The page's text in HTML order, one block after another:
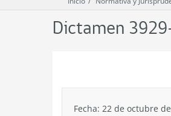
Dictamen
Fecha: 22 de octubre